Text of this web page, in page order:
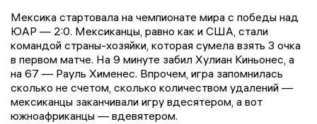
Мексика стартовала на чемпионате мира с победы над
ЮАР — 2:0. Мексиканцы, равно как и США, стали
командой страны-хозяйки, которая сумела взять 3 очка
в первом матче. На 9 минуте забил Хулиан Киньонес, а
на 67 — Рауль Хименес. Впрочем, игра запомнилась
сколько не счетом, сколько количеством удалений —
мексиканцы заканчивали игру вдесятером, а вот
южноафриканцы — вдевятером.